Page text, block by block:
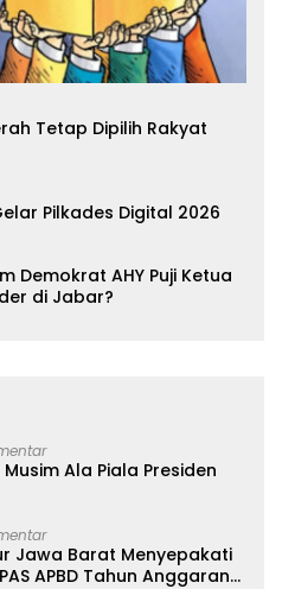
Tetap Dipilih Rakyat
Pilkades Digital 2026
Demokrat AHY Puji Ketua
di Jabar?
Ala Piala Presiden
Jawa Barat Menyepakati
APBD Tahun Anggaran